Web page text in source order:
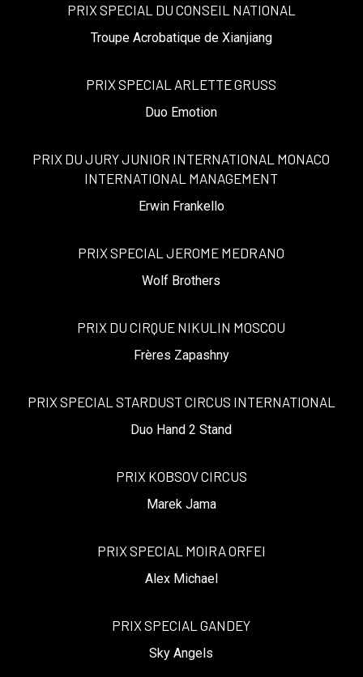
PRIX SPECIAL DU CONSEIL NATIONAL
Troupe Acrobatique de Xianjiang
PRIX SPECIAL ARLETTE GRUSS
Duo Emotion
PRIX DU JURY JUNIOR INTERNATIONAL MONACO
INTERNATIONAL MANAGEMENT
Erwin Frankello
PRIX SPECIAL JEROME MEDRANO
Wolf Brothers
PRIX DU CIRQUE NIKULIN MOSCOU
Frères Zapashny
PRIX SPECIAL STARDUST CIRCUS INTERNATIONAL
Duo Hand 2 Stand
PRIX KOBSOV CIRCUS
Marek Jama
PRIX SPECIAL MOIRA ORFEI
Alex Michael
PRIX SPECIAL GANDEY
Sky Angels